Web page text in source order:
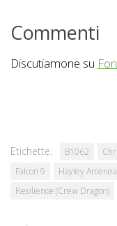
Commenti
Discutiamone su
Etichette: B1062
Falcon 9
Hayley
Resilience (Crew Dragon)